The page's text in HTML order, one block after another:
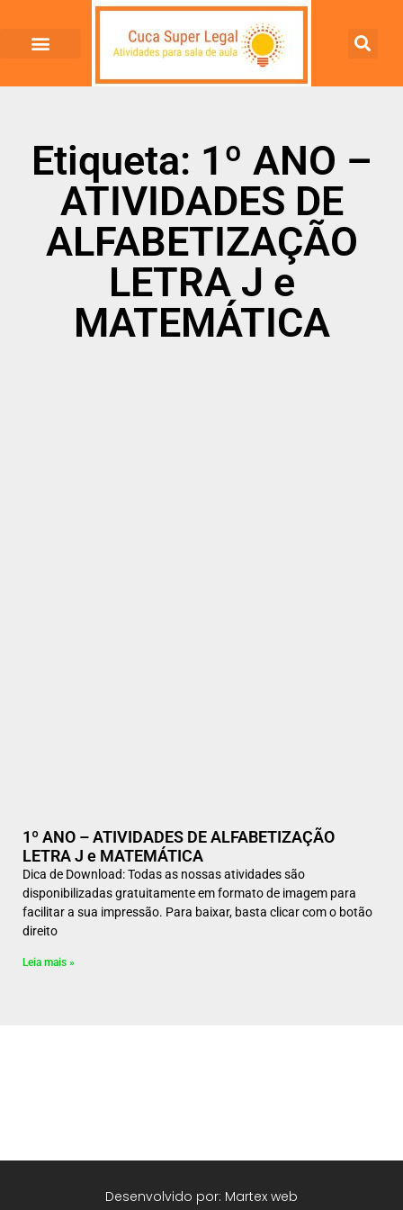
Etiqueta: 1º ANO –
ATIVIDADES DE
ALFABETIZAÇÃO
LETRA J e
MATEMÁTICA
1º ANO – ATIVIDADES DE ALFABETIZAÇÃO
LETRA J e MATEMÁTICA
Dica de Download: Todas as nossas atividades são
disponibilizadas gratuitamente em formato de imagem para
facilitar a sua impressão. Para baixar, basta clicar com o botão
direito
Leia mais »
Desenvolvido por: Martex web